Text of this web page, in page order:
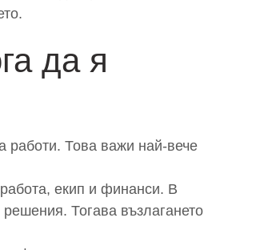
да я
работи. Това важи най-вече
екип и финанси. В
Тогава възлагането